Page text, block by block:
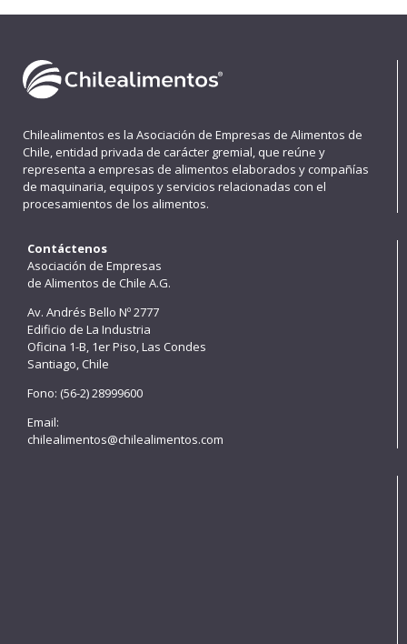
Chilealimentos es la Asociación de Empresas de Alimentos de
Chile, entidad privada de carácter gremial, que reúne y
representa a empresas de alimentos elaborados y compañías
de maquinaria, equipos y servicios relacionadas con el
procesamientos de los alimentos.
Contáctenos
Asociación de Empresas
de Alimentos de Chile A.G.
Av. Andrés Bello Nº 2777
Edificio de La Industria
Oficina 1-B, 1er Piso, Las Condes
Santiago, Chile
Fono: (56-2) 28999600
Email:
chilealimentos@chilealimentos.com